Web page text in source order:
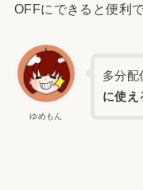
OFFにできると便利で
ゆめもん
多分配
に使え